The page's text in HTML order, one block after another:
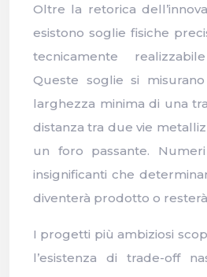
Oltre la retorica
esistono soglie fisiche
tecnicamente
Queste soglie si
larghezza minima di una
distanza tra due vie
un foro passante.
insignificanti che
diventerà prodotto o
I progetti più ambiziosi
l’esistenza di trade-off